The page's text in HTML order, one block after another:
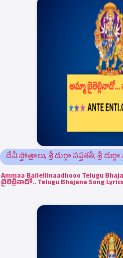
దేవీ స్తోత్రాలు, శ్రీ దుర్గా సప్తశతీ,శ్రీ
Ammaa Bailellinaadhooo Telugu
బైలెల్లినాదో.. Telugu Bhajana Song